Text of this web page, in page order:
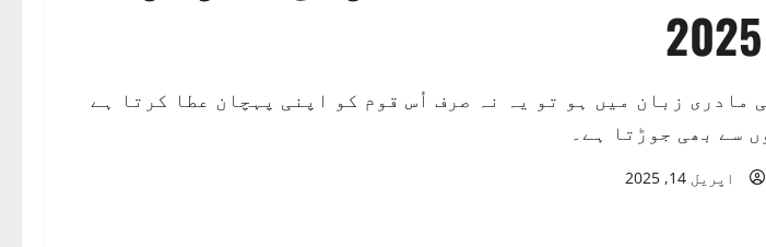
مادری زبان میں ہو تو یہ نہ صرف اُس قوم کو اپنی پہچان عطا کرتا ہے
سے بھی جوڑتا ہے۔
اپریل 14, 2025